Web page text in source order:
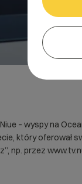
– wyspy na
który
np. przez